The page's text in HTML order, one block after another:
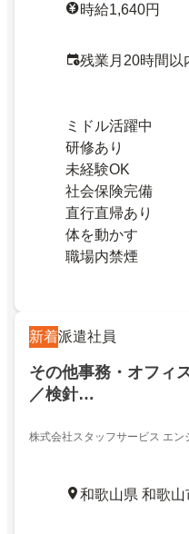
時給1,640円
残業月20時間以
ミドル活躍中
研修あり
未経験OK
社会保険完備
直行直帰あり
体を動かす
職場内禁煙
新着派遣社員
その他事務・オフィ
／検針…
株式会社スタッフサービス エン
和歌山県 和歌